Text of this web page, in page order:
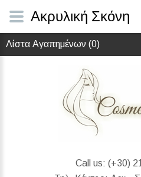
Call us: (+30)
Λίστα Αγαπημένων (0)
Ακρυλική Σκόνη